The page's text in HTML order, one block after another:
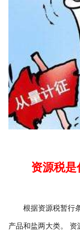
资源税是
根据资源税暂行条
产品和盐两大类。 资